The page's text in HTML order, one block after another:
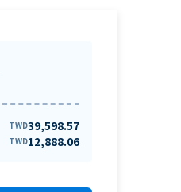
TWD39,598.57
TWD12,888.06